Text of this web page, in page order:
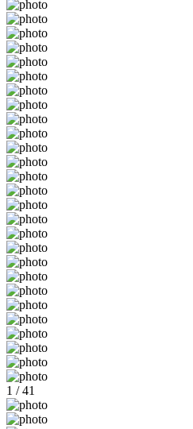
1 / 41